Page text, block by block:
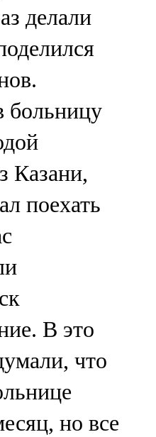
делали
больницу
Казани,
поехать
В это
что
но все